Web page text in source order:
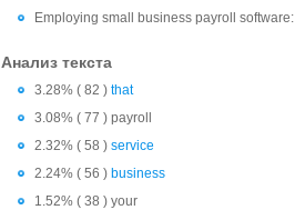
Employing small business payroll software:
Анализ текста
3.28% ( 82 )that
3.08% ( 77 ) payroll
2.32% ( 58 )service
2.24% ( 56 ) business
1.52% ( 38 ) your